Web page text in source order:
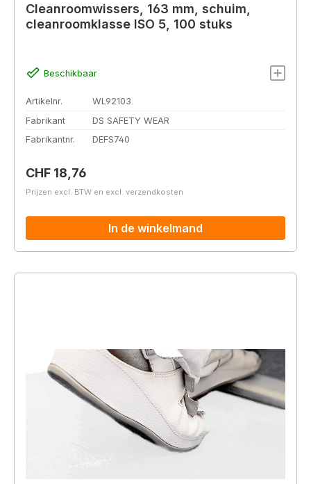
Cleanroomwissers, 163 mm, schuim,
cleanroomklasse ISO 5, 100 stuks
Beschikbaar
Artikelnr.
WL92103
Fabrikant
DS SAFETY WEAR
Fabrikantnr.
DEFS740
Normale prijs:
CHF 18,76
Prijzen excl. BTW en excl. verzendkosten
In de winkelmand